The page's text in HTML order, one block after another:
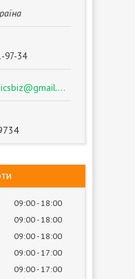
97-34
09:00 18:00
09:00 18:00
09:00 18:00
09:00 17:00
09:00 17:00